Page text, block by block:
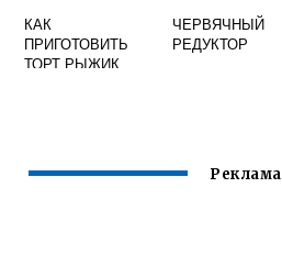
КАК
ПРИГОТОВИТЬ
ТОРТ РЫЖИК
ЧЕРВЯЧНЫЙ
РЕДУКТОР
Реклама